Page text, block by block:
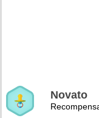
Novato